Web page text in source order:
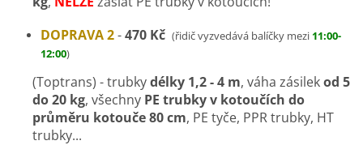
DOPRAVA 2-470 Kč (řidič vyzvedává balíčky mezi 11:00-
12:00)
(Toptrans) - trubkydélky 1,2 - 4 m, váha zásilekod 5
do 20 kg, všechny PE trubky v kotoučích do
průměru kotouče 80 cm, PE tyče, PPR trubky, HT
trubky...